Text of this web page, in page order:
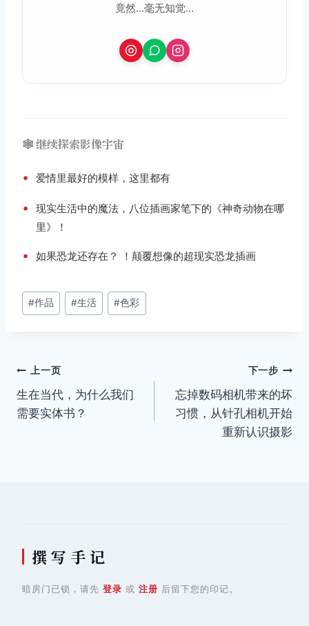
竟然...毫无知觉...
🕸️ 继续探索影像宇宙
• 爱情里最好的模样，这里都有
•
现实生活中的魔法，八位插画家笔下的《神奇动物在哪
里》！
• 如果恐龙还存在？ ！颠覆想像的超现实恐龙插画
文
章
#作品 #生活 #色彩
文
章
上一页
生在当代，为什么我们
需要实体书？
下一步
忘掉数码相机带来的坏
习惯，从针孔相机开始
重新认识摄影
撰 写 手 记
暗房门已锁，请先 登录 或 注册 后留下您的印记。